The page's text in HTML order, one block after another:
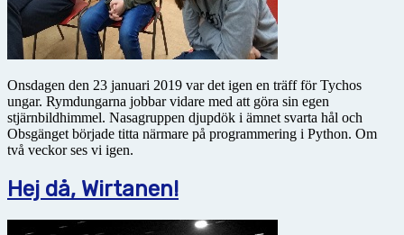
Onsdagen den 23 januari 2019 var det igen en träff för Tychos
ungar. Rymdungarna jobbar vidare med att göra sin egen
stjärnbildhimmel. Nasagruppen djupdök i ämnet svarta hål och
Obsgänget började titta närmare på programmering i Python. Om
två veckor ses vi igen.
Hej då, Wirtanen!